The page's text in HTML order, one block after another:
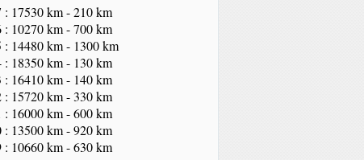
: 17530 km - 210 km
: 10270 km - 700 km
: 14480 km - 1300 km
: 18350km- 130 km
: 16410 km - 140 km
: 15720 km - 330 km
: 16000 km - 600 km
: 13500 km - 920 km
: 10660 km - 630 km